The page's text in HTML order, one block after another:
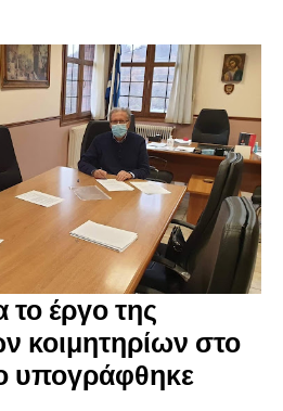
έργο της
κοιμητηρίων στο
υπογράφθηκε